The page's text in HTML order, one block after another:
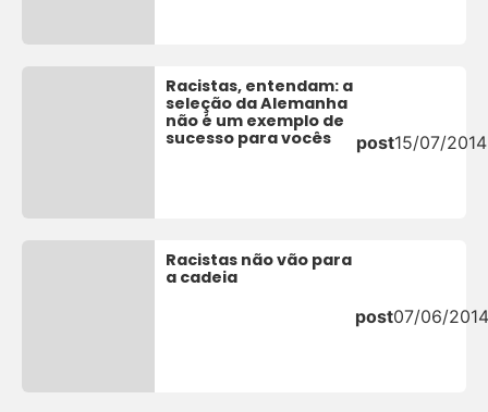
Racistas, entendam: a
seleção da Alemanha
não é um exemplo de
sucesso para vocês
post15/07/2014
Racistas não vão para
a cadeia
post07/06/2014